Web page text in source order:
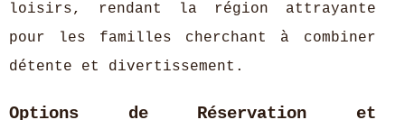
loisirs, rendant la région attrayante
pour les familles cherchant à combiner
détente et divertissement.
Options de Réservation et